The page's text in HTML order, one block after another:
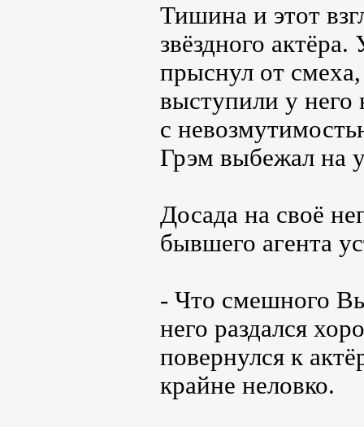
Тишина и этот
звёздного
прыснул от
выступили у него
с
Грэм выбежал на
Досада на своё
бывшего агента
- Что смешного
него раздался
повернулся к
крайне неловко.